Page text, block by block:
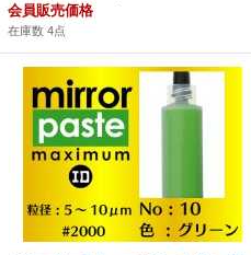
会員販売価格
在庫数 4点